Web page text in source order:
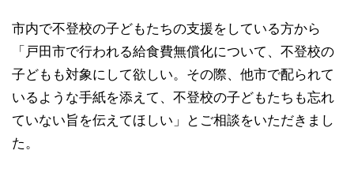
市内で不登校の子どもたちの支援をしている方から
「戸田市で行われる給食費無償化について、不登校の
子どもも対象にして欲しい。その際、他市で配られて
いるような手紙を添えて、不登校の子どもたちも忘れ
ていない旨を伝えてほしい」とご相談をいただきまし
た。